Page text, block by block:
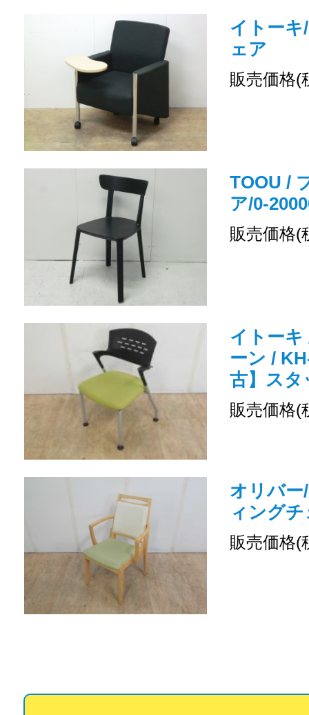
イトー
ェア
販売価格(
TOOU /
ア/0-
販売価格(
イトー
ーン /
古】スタ
販売価格(
オリバ
ィング
販売価格(